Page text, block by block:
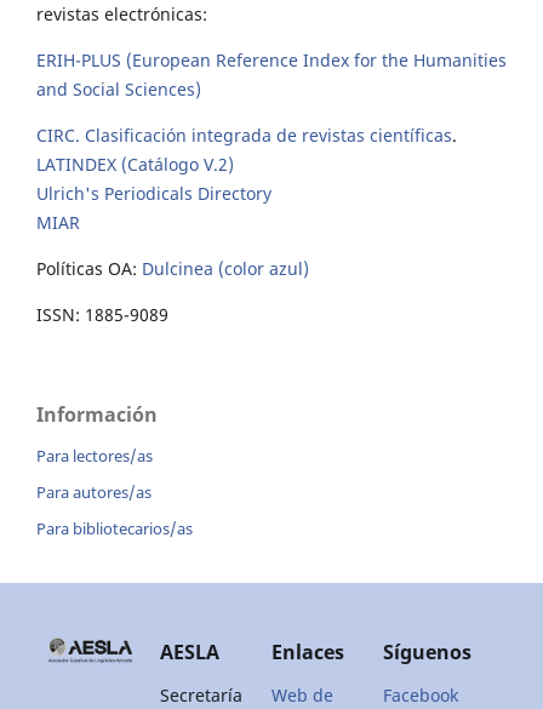
revistas electrónicas:
ERIH-PLUS (European Reference Index for the Humanities
and Social Sciences)
CIRC. Clasificación integrada de revistas científicas.
LATINDEX (Catálogo V.2)
Ulrich's Periodicals Directory
MIAR
Políticas OA: Dulcinea (color azul)
ISSN: 1885-9089
Información
Para lectores/as
Para autores/as
Para bibliotecarios/as
AESLA
Secretaría
Enlaces
Web de
Síguenos
Facebook